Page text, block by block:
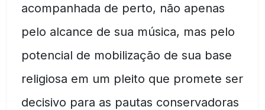
acompanhada de perto, não apenas
pelo alcance de sua música, mas pelo
potencial de mobilização de sua base
religiosa em um pleito que promete ser
decisivo para as pautas conservadoras